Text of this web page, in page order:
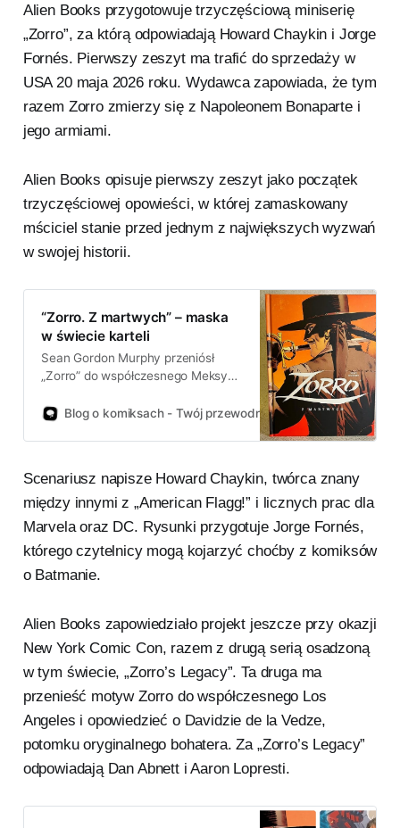
Alien Books przygotowuje trzyczęściową miniserię
„Zorro”, za którą odpowiadają Howard Chaykin i Jorge
Fornés. Pierwszy zeszyt ma trafić do sprzedaży w
USA 20 maja 2026 roku. Wydawca zapowiada, że tym
razem Zorro zmierzy się z Napoleonem Bonaparte i
jego armiami.
Alien Books opisuje pierwszy zeszyt jako początek
trzyczęściowej opowieści, w której zamaskowany
mściciel stanie przed jednym z największych wyzwań
w swojej historii.
“Zorro. Z martwych” – maska
w świecie karteli
Sean Gordon Murphy przeniósł
„Zorro” do współczesnego Meksyku
realiach rządzonych przez strach.
społecznymi.
Blog o komiksach - Twój przewodnik po świecie komiksów!
Scenariusz napisze Howard Chaykin, twórca znany
między innymi z „American Flagg!” i licznych prac dla
Marvela oraz DC. Rysunki przygotuje Jorge Fornés,
którego czytelnicy mogą kojarzyć choćby z komiksów
o Batmanie.
Alien Books zapowiedziało projekt jeszcze przy okazji
New York Comic Con, razem z drugą serią osadzoną
w tym świecie, „Zorro’s Legacy”. Ta druga ma
przenieść motyw Zorro do współczesnego Los
Angeles i opowiedzieć o Davidzie de la Vedze,
potomku oryginalnego bohatera. Za „Zorro’s Legacy”
odpowiadają Dan Abnett i Aaron Lopresti.